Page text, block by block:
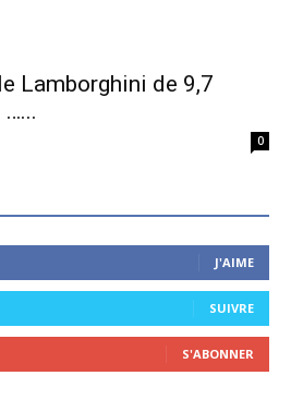
Lamborghini de 9,7
0
J'AIME
SUIVRE
S'ABONNER